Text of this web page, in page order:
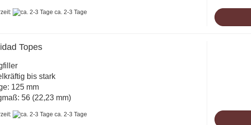
ca. 2-3 Tage
Topes
bis stark
125 mm
56 (22,23 mm)
ca. 2-3 Tage